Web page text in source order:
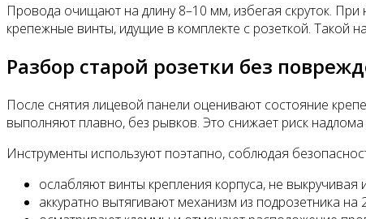
Провода очищают на длину 8–10 мм, избегая скруток.
крепежные винты, идущие в комплекте с розеткой. Такой
Разбор старой розетки без
После снятия лицевой панели оценивают состояние
выполняют плавно, без рывков. Это снижает риск
Инструменты используют поэтапно, соблюдая
ослабляют винты крепления корпуса, не выкручивая
аккуратно вытягивают механизм из подрозетника на